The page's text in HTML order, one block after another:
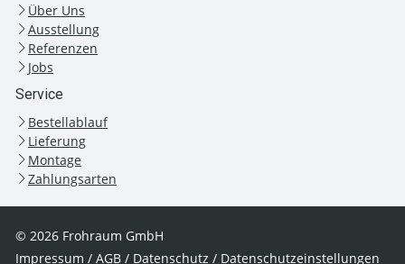
Über Uns
Ausstellung
Referenzen
Jobs
Service
Bestellablauf
Lieferung
Montage
Zahlungsarten
© 2026 Frohraum GmbH
Impressum / AGB / Datenschutz / Datenschutzeinstellungen